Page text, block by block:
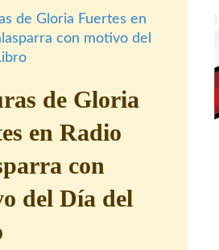
de Gloria
en Radio
con
del Día del